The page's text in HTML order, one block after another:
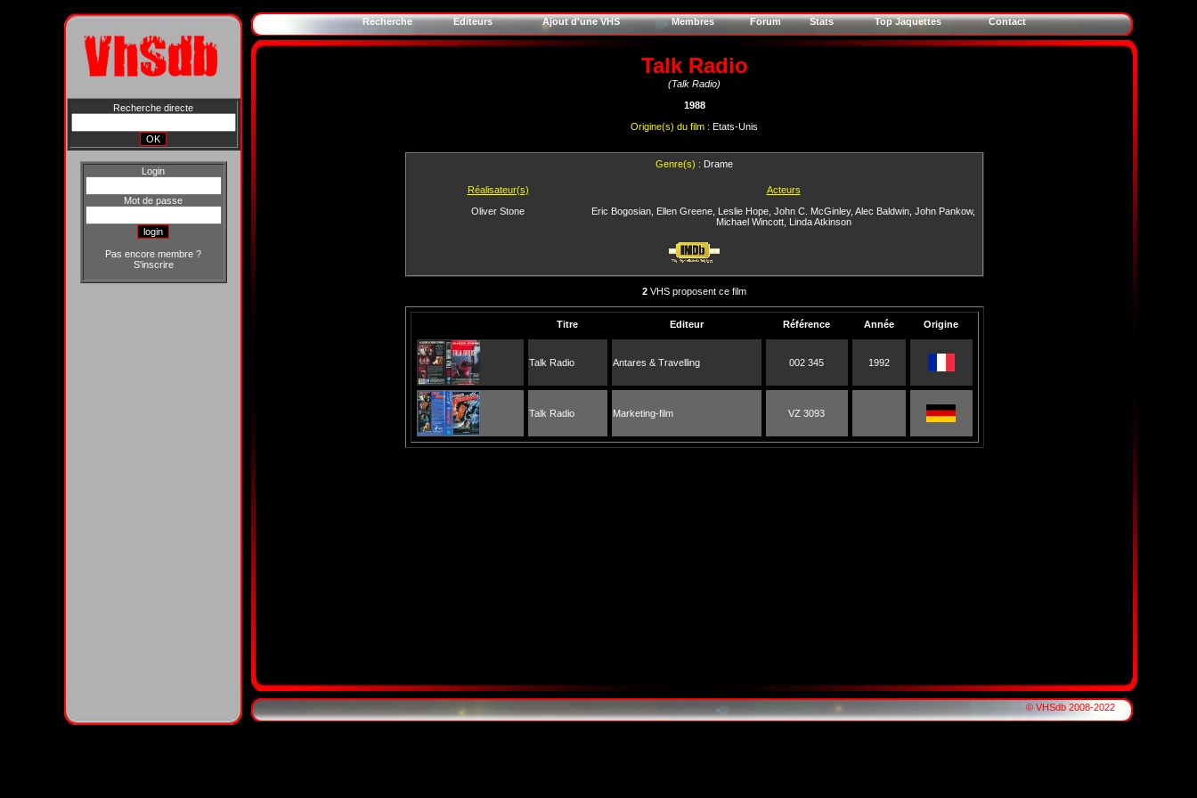
Recherche directe
Login
Mot de passe
Pas encore membre ?
S'inscrire
Recherche Editeurs Ajout d'une VHS Membres Forum Stats Top Jaquettes Contact
Talk Radio
(Talk Radio)
1988
Origine(s) du film : Etats-Unis
Genre(s) : Drame
Réalisateur(s)
Oliver Stone
Acteurs
Eric Bogosian Ellen Greene Leslie Hope John C. McGinley, Alec Baldwin John Pankow,
Michael Wincott, Linda Atkinson
2 VHS proposent ce film
Titre Editeur Référence Année Origine
Talk Radio Antares & Travelling 002 345 1992
Talk Radio Marketing-film VZ 3093
© VHSdb 2008-2022